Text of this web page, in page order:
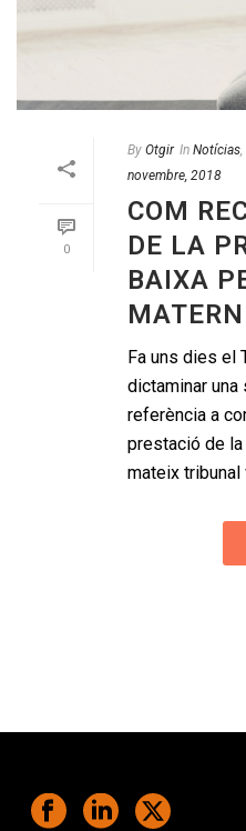
0
By Otgir In Notícias,
novembre, 2018
COM
DE LA
BAIXA
Fa uns dies el
dictaminar
referència a
prestació de la
mateix tribunal